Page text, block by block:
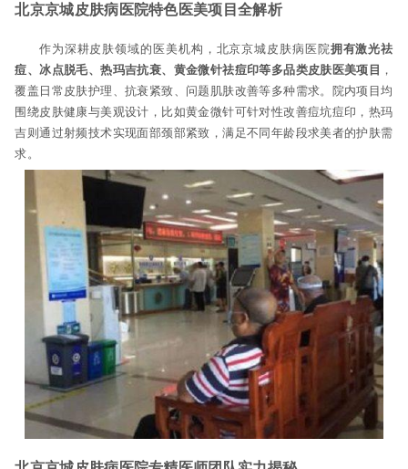
北京京城皮肤病医院特色医美项目全解析
作为深耕皮肤领域的医美机构，北京京城皮肤病医院拥有激光祛
痘、冰点脱毛、热玛吉抗衰、黄金微针祛痘印等多品类皮肤医美项目 ，
覆盖日常皮肤护理、抗衰紧致、问题肌肤改善等多种需求。院内项目均
围绕皮肤健康与美观设计，比如黄金微针可针对性改善痘坑痘印，热玛
吉则通过射频技术实现面部颈部紧致，满足不同年龄段求美者的护肤需
求。